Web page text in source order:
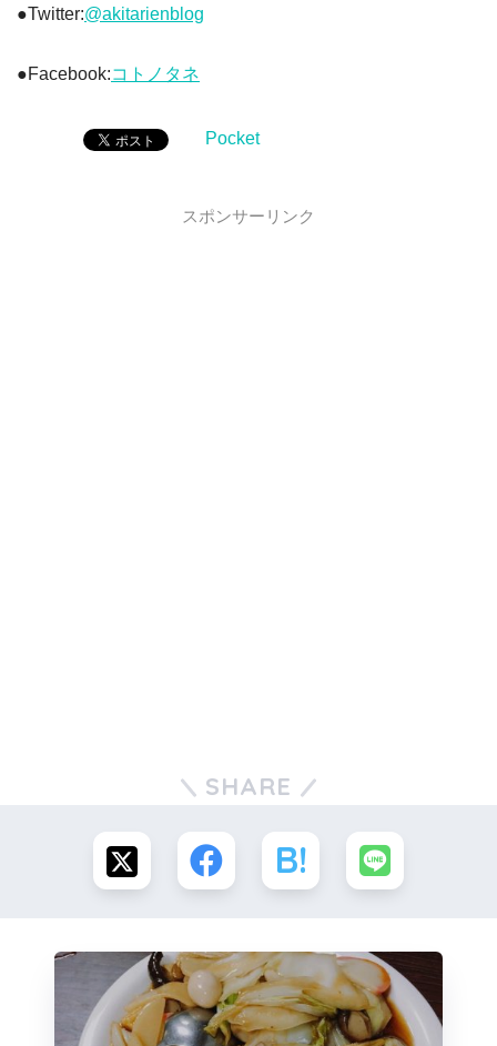
●Twitter:@akitarienblog
●Facebook:コトノタネ
Pocket
スポンサーリンク
SHARE